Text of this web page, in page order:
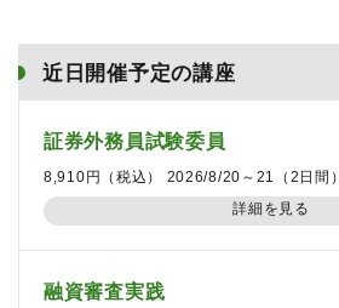
近日開催予定の講座
証券外務員試験委員
8,910円（税込） 2026/8/20～21（2日間）
詳細を見る
融資審査実践